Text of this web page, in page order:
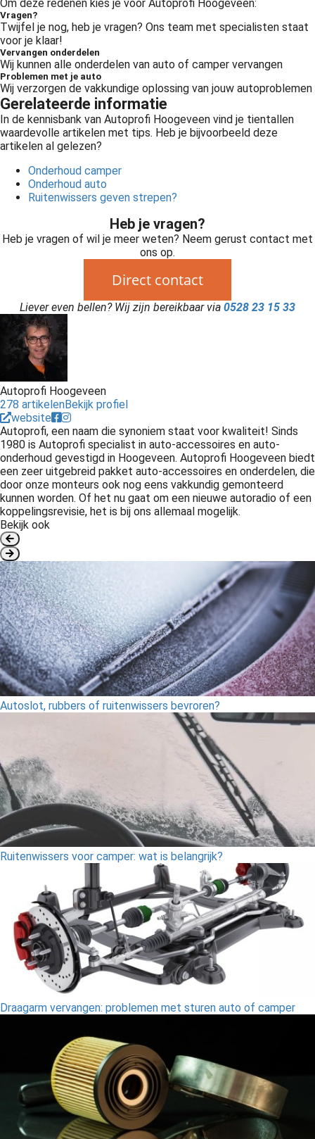
Om deze redenen kies je voor Autoprofi Hoogeveen:
Vragen?
Twijfel je nog, heb je vragen? Ons team met specialisten staat
voor je klaar!
Vervangen onderdelen
Wij kunnen alle onderdelen van auto of camper vervangen
Problemen met je auto
Wij verzorgen de vakkundige oplossing van jouw autoproblemen
Gerelateerde informatie
In de kennisbank van Autoprofi Hoogeveen vind je tientallen
waardevolle artikelen met tips. Heb je bijvoorbeeld deze
artikelen al gelezen?
Onderhoud camper
Onderhoud auto
Ruitenwissers geven strepen?
Heb je vragen?
Heb je vragen of wil je meer weten? Neem gerust contact met
ons op.
Direct contact
Liever even bellen? Wij zijn bereikbaar via 0528 23 15 33
Autoprofi Hoogeveen
278 artikelenBekijk profiel
website
Autoprofi, een naam die synoniem staat voor kwaliteit! Sinds
1980 is Autoprofi specialist in auto-accessoires en auto-
onderhoud gevestigd in Hoogeveen. Autoprofi Hoogeveen biedt
een zeer uitgebreid pakket auto-accessoires en onderdelen, die
door onze monteurs ook nog eens vakkundig gemonteerd
kunnen worden. Of het nu gaat om een nieuwe autoradio of een
koppelingsrevisie, het is bij ons allemaal mogelijk.
Bekijk ook
Autoslot, rubbers of ruitenwissers bevroren?
Ruitenwissers voor camper: wat is belangrijk?
Draagarm vervangen: problemen met sturen auto of camper